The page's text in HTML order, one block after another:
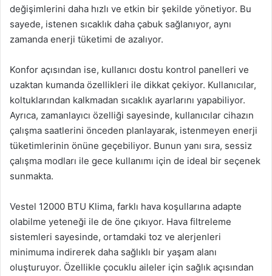
değişimlerini daha hızlı ve etkin bir şekilde yönetiyor. Bu
sayede, istenen sıcaklık daha çabuk sağlanıyor, aynı
zamanda enerji tüketimi de azalıyor.
Konfor açısından ise, kullanıcı dostu kontrol panelleri ve
uzaktan kumanda özellikleri ile dikkat çekiyor. Kullanıcılar,
koltuklarından kalkmadan sıcaklık ayarlarını yapabiliyor.
Ayrıca, zamanlayıcı özelliği sayesinde, kullanıcılar cihazın
çalışma saatlerini önceden planlayarak, istenmeyen enerji
tüketimlerinin önüne geçebiliyor. Bunun yanı sıra, sessiz
çalışma modları ile gece kullanımı için de ideal bir seçenek
sunmakta.
Vestel 12000 BTU Klima, farklı hava koşullarına adapte
olabilme yeteneği ile de öne çıkıyor. Hava filtreleme
sistemleri sayesinde, ortamdaki toz ve alerjenleri
minimuma indirerek daha sağlıklı bir yaşam alanı
oluşturuyor. Özellikle çocuklu aileler için sağlık açısından